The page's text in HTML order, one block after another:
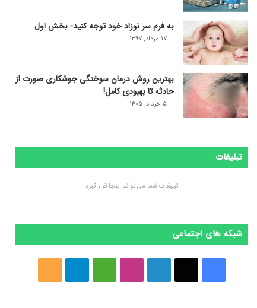
به فرم سر نوزاد خود توجه کنید- بخش اول
۱۷ مرداد, ۱۳۹۷
بهترین روش درمان سوختگی جوشکاری صورت از
حادثه تا بهبودی کامل!
۵ خرداد, ۱۴۰۵
تبلیغات
تبلیغات شما می تواند اینجا قرار گیرد
شبکه های اجتماعی